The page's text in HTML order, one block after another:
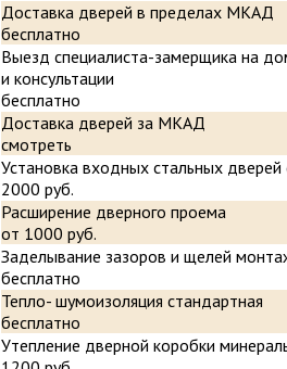
Доставка дверей в пределах МКАД
бесплатно
Выезд специалиста-замерщика на
и консультации
бесплатно
Доставка дверей за МКАД
смотреть
Установка входных стальных
2000 руб.
Расширение дверного проема
от 1000 руб.
Заделывание зазоров и щелей
бесплатно
Тепло- шумоизоляция стандартная
бесплатно
Утепление дверной коробки